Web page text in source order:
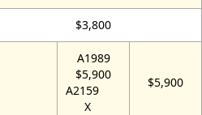
$3,800
A1989
$5,900
A2159
X
$5,900